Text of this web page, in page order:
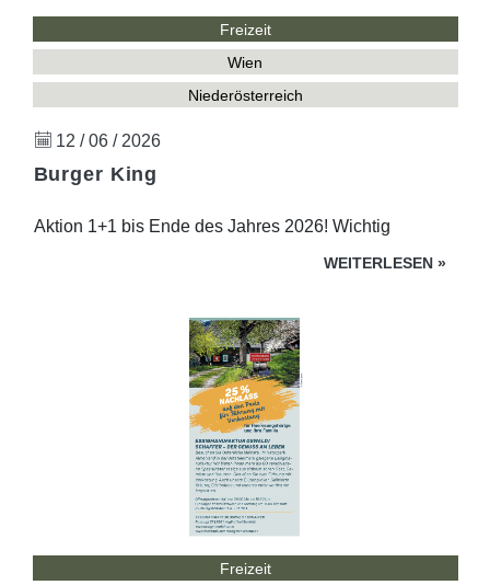
Freizeit
Wien
Niederösterreich
12 / 06 / 2026
Burger King
Aktion 1+1 bis Ende des Jahres 2026! Wichtig
WEITERLESEN »
Freizeit